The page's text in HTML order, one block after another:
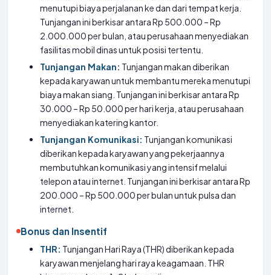
menutupi biaya perjalanan ke dan dari tempat kerja.
Tunjangan ini berkisar antara Rp 500.000 – Rp
2.000.000 per bulan, atau perusahaan menyediakan
fasilitas mobil dinas untuk posisi tertentu.
Tunjangan Makan: Tunjangan makan diberikan
kepada karyawan untuk membantu mereka menutupi
biaya makan siang. Tunjangan ini berkisar antara Rp
30.000 – Rp 50.000 per hari kerja, atau perusahaan
menyediakan katering kantor.
Tunjangan Komunikasi: Tunjangan komunikasi
diberikan kepada karyawan yang pekerjaannya
membutuhkan komunikasi yang intensif melalui
telepon atau internet. Tunjangan ini berkisar antara Rp
200.000 – Rp 500.000 per bulan untuk pulsa dan
internet.
Bonus dan Insentif
THR: Tunjangan Hari Raya (THR) diberikan kepada
karyawan menjelang hari raya keagamaan. THR